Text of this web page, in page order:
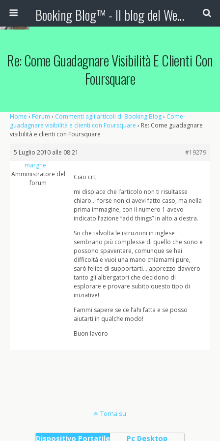
Booking Blog™ - Il blog del Web Marketing Turistico
Re: Come Guadagnare Visibilità E Clienti Con
Foursquare
Home › Forum › Commenti agli articoli di Booking Blog› Come
guadagnare visibilità e clienti con Foursquare › Re: Come guadagnare
visibilità e clienti con Foursquare
5 Luglio 2010 alle 08:21
#19279
marghe
Amministratore del
forum
Ciao crt,
mi dispiace che l’articolo non ti risultasse
chiaro… forse non ci avevi fatto caso, ma nella
prima immagine, con il numero 1 avevo
indicato l’azione “add things” in alto a destra.
So che talvolta le istruzioni in inglese
sembrano più complesse di quello che sono e
possono spaventare, comunque se hai
difficoltà e vuoi una mano chiamami pure,
sarò felice di supportarti… apprezzo davvero
tanto gli albergatori che decidono di
esplorare e provare subito questo tipo di
iniziative!
Fammi sapere se ce l’ahi fatta e se posso
aiutarti in qualche modo!
Buon lavoro
Torna su
Dispositivo Portatile Pc Desktop